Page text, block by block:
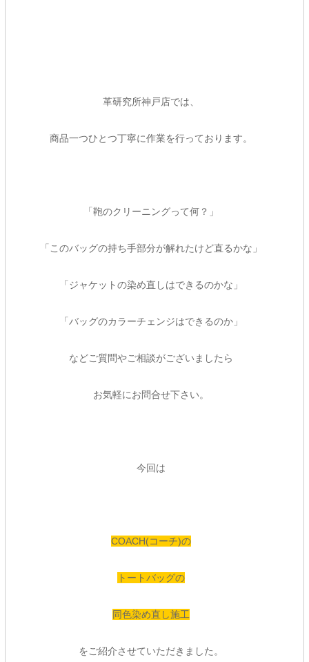
革研究所神戸店では、
商品一つひとつ丁寧に作業を行っております。
「鞄のクリーニングって何？」
「このバッグの持ち手部分が解れたけど直るかな」
「ジャケットの染め直しはできるのかな」
「バッグのカラーチェンジはできるのか」
などご質問やご相談がございましたら
お気軽にお問合せ下さい。
今回は
COACH(コーチ)の
トートバッグの
同色染め直し施工
をご紹介させていただきました。